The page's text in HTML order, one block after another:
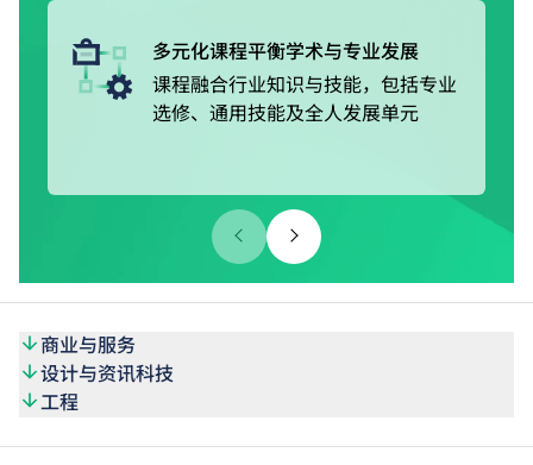
多元化课程平衡学术与专业发展
课程融合行业知识与技能，包括专业
选修、通用技能及全人发展单元
商业与服务
设计与资讯科技
工程